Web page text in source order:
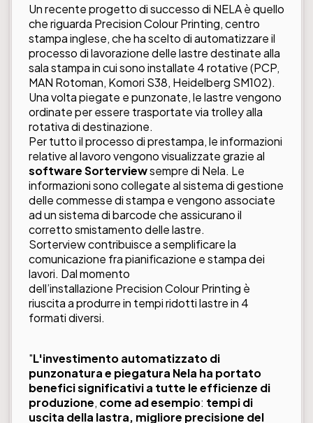
Un recente progetto di successo di NELA è quello
che riguarda Precision Colour Printing, centro
stampa inglese, che ha scelto di automatizzare il
processo di lavorazione delle lastre destinate alla
sala stampa in cui sono installate 4 rotative (PCP,
MAN Rotoman, Komori S38, Heidelberg SM102).
Una volta piegate e punzonate, le lastre vengono
ordinate per essere trasportate via trolley alla
rotativa di destinazione.
Per tutto il processo di prestampa, le informazioni
relative al lavoro vengono visualizzate grazie al
software Sorterviewsempre di Nela. Le
informazioni sono collegate al sistema di gestione
delle commesse di stampa e vengono associate
ad un sistema di barcode che assicurano il
corretto smistamento delle lastre.
Sorterview contribuisce a semplificare la
comunicazione fra pianificazione e stampa dei
lavori. Dal momento
dell’installazione Precision Colour Printing è
riuscita a produrre in tempi ridotti lastre in 4
formati diversi.
"L'investimento automatizzato di
punzonatura e piegatura Nela ha portato
benefici significativi a tutte le efficienze di
produzione, come ad esempio: tempi di
uscita della lastra, migliore precisione del